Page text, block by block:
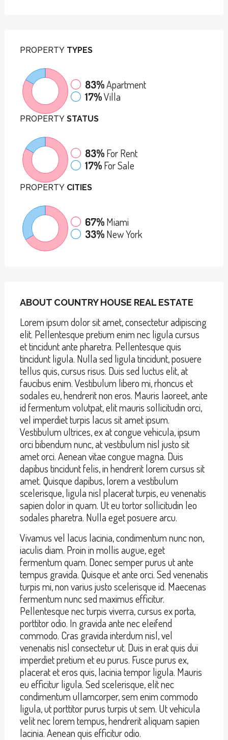
PROPERTYTYPES
83%Apartment
17%Villa
PROPERTYSTATUS
83%For Rent
17%For Sale
PROPERTYCITIES
67%Miami
33%New York
ABOUT COUNTRY HOUSE REAL ESTATE
Lorem ipsum dolor sit amet, consectetur adipiscing
elit. Pellentesque pretium enim nec ligula cursus
et tincidunt ante pharetra. Pellentesque quis
tincidunt ligula. Nulla sed ligula tincidunt, posuere
tellus quis, cursus risus. Duis sed luctus elit, at
faucibus enim. Vestibulum libero mi, rhoncus et
sodales eu, hendrerit non eros. Mauris laoreet, ante
id fermentum volutpat, elit mauris sollicitudin orci,
vel imperdiet turpis lacus sit amet ipsum.
Vestibulum ultrices, ex at congue vehicula, ipsum
orci bibendum nunc, at vestibulum nisl justo sit
amet orci. Aenean vitae congue magna. Duis
dapibus tincidunt felis, in hendrerit lorem cursus sit
amet. Quisque dapibus, lorem a vestibulum
scelerisque, ligula nisl placerat turpis, eu venenatis
sapien dolor in quam. Ut eu tortor sollicitudin leo
sodales pharetra. Nulla eget posuere arcu.
Vivamus vel lacus lacinia, condimentum nunc non,
iaculis diam. Proin in mollis augue, eget
fermentum quam. Donec semper purus ut ante
tempus gravida. Quisque et ante orci. Sed venenatis
turpis mi, non varius justo scelerisque id. Maecenas
fermentum nunc sed maximus efficitur.
Pellentesque nec turpis viverra, cursus ex porta,
porttitor odio. In gravida ante nec eleifend
commodo. Cras gravida interdum nisl, vel
venenatis nisl consectetur ut. Duis in erat quis dui
imperdiet pretium et eu purus. Fusce purus ex,
placerat et eros quis, lacinia tempor ligula. Mauris
eu efficitur ligula. Sed scelerisque, elit nec
condimentum ullamcorper, sem enim commodo
ligula, ut porttitor purus turpis ut sem. Ut vehicula
velit nec lorem tempus, hendrerit aliquam sapien
lacinia. Aenean quis efficitur odio.